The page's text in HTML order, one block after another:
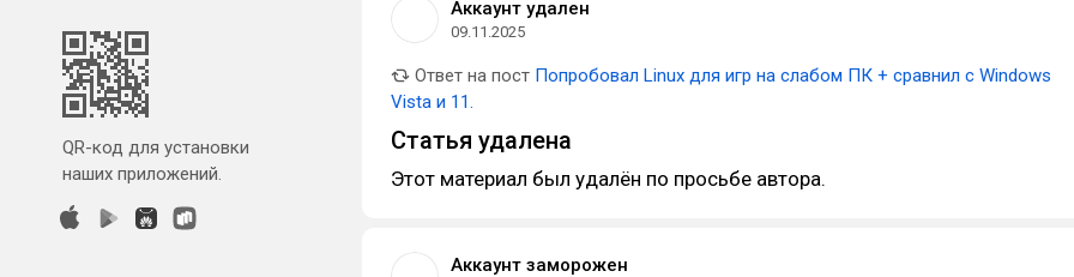
QR-код для установки
наших приложений.
Аккаунт удален
09.11.2025
Ответ на пост Попробовал Linux для игр на слабом ПК + сравнил с Windows
Vista и 11.
Статья удалена
Этот материал был удалён по просьбе автора.
Аккаунт заморожен